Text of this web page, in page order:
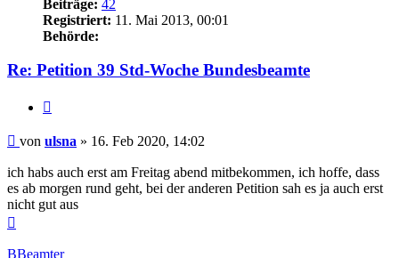
Beiträge: 42
Registriert: 11. Mai 2013, 00:01
Behörde:
Re: Petition 39 Std-Woche Bundesbeamte
Beitrag
von ulsna » 16. Feb 2020, 14:02
ich habs auch erst am Freitag abend mitbekommen, ich hoffe, dass
es ab morgen rund geht, bei der anderen Petition sah es ja auch erst
nicht gut aus
BBeamter